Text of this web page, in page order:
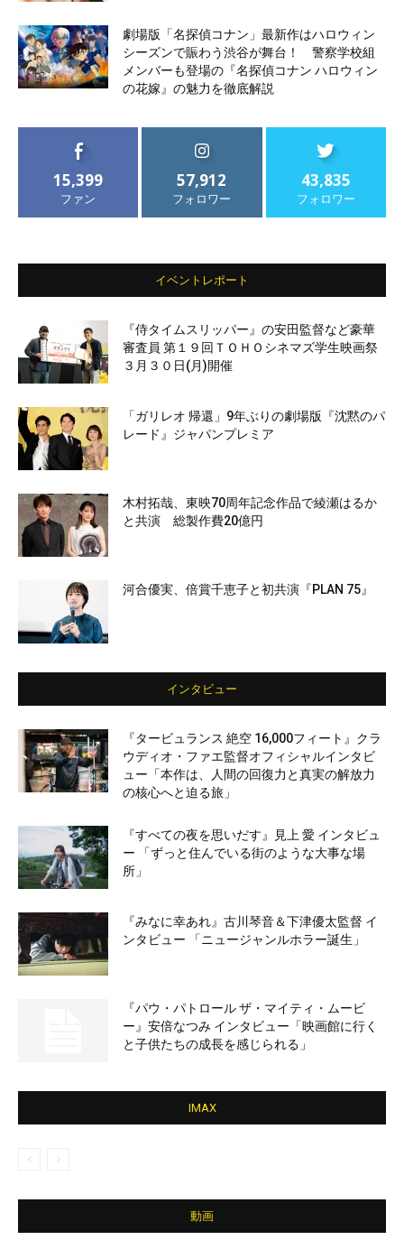
劇場版「名探偵コナン」最新作はハロウィン
シーズンで賑わう渋谷が舞台！ 警察学校組
メンバーも登場の『名探偵コナン ハロウィン
の花嫁』の魅力を徹底解説
15,399
ファン
57,912
フォロワー
43,835
フォロワー
イベントレポート
『侍タイムスリッパー』の安田監督など豪華
審査員 第１９回ＴＯＨＯシネマズ学生映画祭
３月３０日(月)開催
「ガリレオ 帰還」9年ぶりの劇場版『沈黙のパ
レード』ジャパンプレミア
木村拓哉、東映70周年記念作品で綾瀬はるか
と共演 総製作費20億円
河合優実、倍賞千恵子と初共演『PLAN 75』
インタビュー
『タービュランス 絶空 16,000フィート』クラ
ウディオ・ファエ監督オフィシャルインタビ
ュー「本作は、人間の回復力と真実の解放力
の核心へと迫る旅」
『すべての夜を思いだす』見上 愛 インタビュ
ー 「ずっと住んでいる街のような大事な場
所」
『みなに幸あれ』古川琴音＆下津優太監督 イ
ンタビュー 「ニュージャンルホラー誕生」
『パウ・パトロール ザ・マイティ・ムービ
ー』安倍なつみ インタビュー「映画館に行く
と子供たちの成長を感じられる」
IMAX
動画